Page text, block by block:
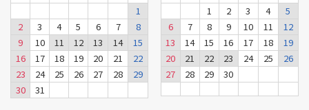
1
2
3 4 5 6 7
8
9
10 11 12 13 14
15
16
17 18 19 20 21
22
23
24 25 26 27 28
29
30
31
1
2 3 4
5
6
7 8 9 10 11
12
13
14 15 16 17 18
19
20
21 22 23 24 25
26
27
28 29 30